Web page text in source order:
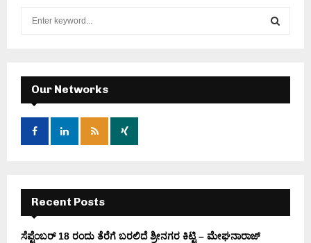
f
o
:
E
A
H
Our Networks
Recent Posts
ಸೆಪ್ಟೆಂಬರ್ 18 ರಂದು ತೆರೆಗೆ ಬರಲಿದೆ ಶ್ರೀನಗರ ಕಿಟ್ಟಿ – ಮೇಘನಾರಾಜ್